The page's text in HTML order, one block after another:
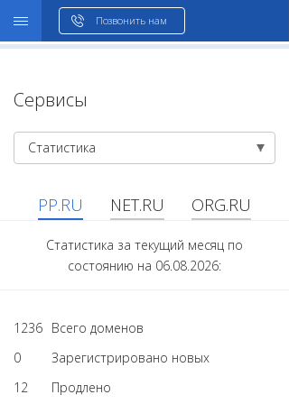
Позвонить нам
Сервисы
Статистика
PP.RU NET.RU ORG.RU
Статистика за текущий месяц по
состоянию на 06.08.2026:
1236 Всего доменов
0
Зарегистрировано новых
12
Продлено